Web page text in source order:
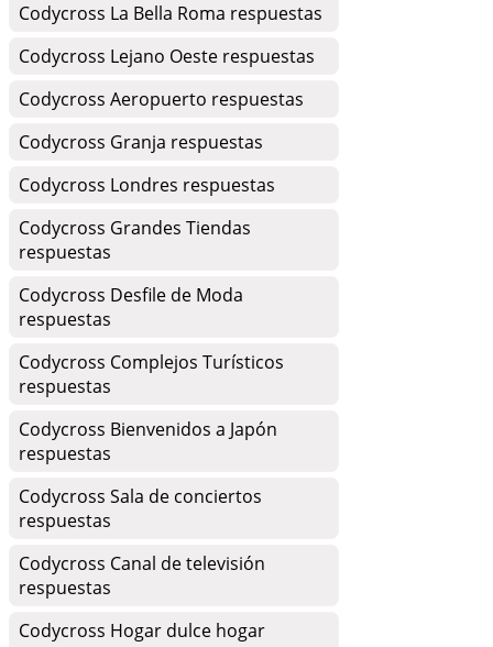
Codycross La Bella Roma respuestas
Codycross Lejano Oeste respuestas
Codycross Aeropuerto respuestas
Codycross Granja respuestas
Codycross Londres respuestas
Codycross Grandes Tiendas
respuestas
Codycross Desfile de Moda
respuestas
Codycross Complejos Turísticos
respuestas
Codycross Bienvenidos a Japón
respuestas
Codycross Sala de conciertos
respuestas
Codycross Canal de televisión
respuestas
Codycross Hogar dulce hogar